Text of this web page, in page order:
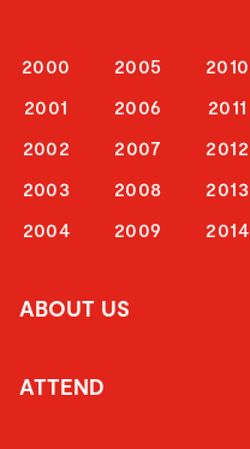
2000
2001
2002
2003
2004
2005
2006
2007
2008
2009
2010
2011
2012
2013
2014
ABOUT US
ATTEND